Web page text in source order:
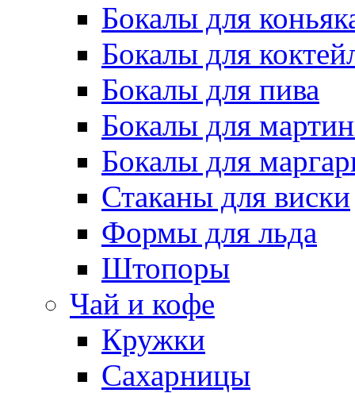
Бокалы для
Бокалы для
Бокалы для пива
Бокалы для
Бокалы для
Стаканы для виски
Формы для льда
Штопоры
Чай и кофе
Кружки
Сахарницы